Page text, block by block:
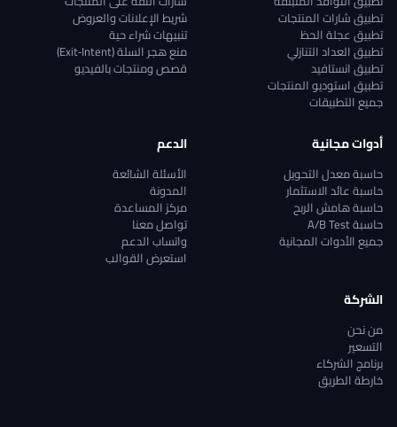
تطبيق شارات المنتجات
تطبيق عجلة الحظ
تطبيق العداد التنازلي
تطبيق انستافيد
تطبيق استوديو المنتجات
جميع التطبيقات
شريط الإعلانات والعروض
تنبيهات شراء حية
منع هجر السلة (Exit‑Intent)
قصص ومنتجات بالفيديو
أدوات مجانية
حاسبة معدل التحويل
حاسبة عائد الاستثمار
حاسبة هامش الربح
حاسبة A/B Test
جميع الأدوات المجانية
الدعم
الأسئلة الشائعة
المدونة
مركز المساعدة
تواصل معنا
واتساب الدعم
استعرض القوالب
الشركة
من نحن
التسعير
برنامج الشركاء
خارطة الطريق